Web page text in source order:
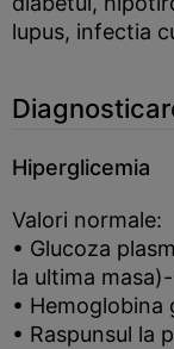
lupus, infectia
Hiperglicemia
Valori normale:
• Glucoza
la ultima
• Hemoglobina
• Raspunsul la